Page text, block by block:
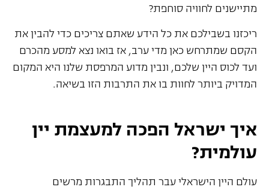
מתיישנים לחוויה סוחפת?
ריכזנו בשבילכם את כל הידע שאתם צריכים כדי להבין את
הקסם שמתרחש כאן מדי ערב, אז בואו נצא למסע מהכרם
ועד לכוס היין שלכם, ונבין מדוע המרפסת שלנו היא המקום
המדויק ביותר לחוות בו את התרבות הזו בשיאה.
איך ישראל הפכה למעצמת יין
עולמית?
עולם היין הישראלי עבר תהליך התבגרות מרשים